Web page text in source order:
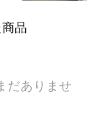
品
だありませ